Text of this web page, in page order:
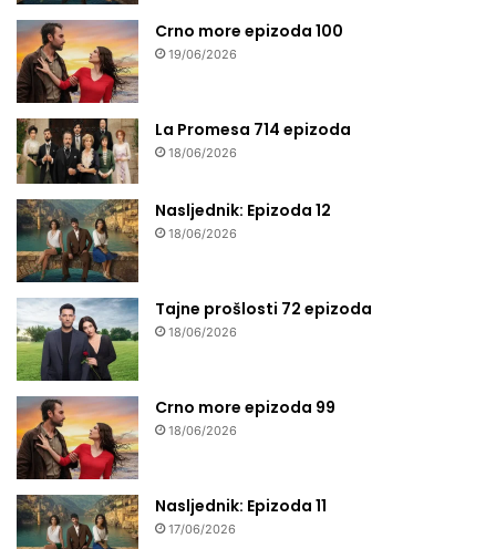
Crno more epizoda 100
19/06/2026
La Promesa 714 epizoda
18/06/2026
Nasljednik: Epizoda 12
18/06/2026
Tajne prošlosti 72 epizoda
18/06/2026
Crno more epizoda 99
18/06/2026
Nasljednik: Epizoda 11
17/06/2026